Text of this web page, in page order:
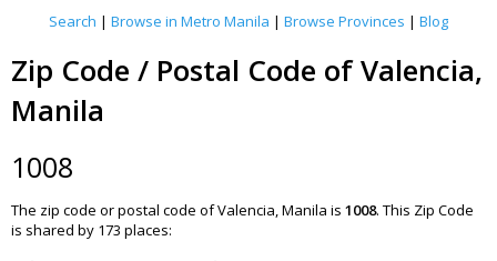
Search | Browse in Metro Manila | Browse Provinces | Blog
Zip Code / Postal Code of Valencia,
Manila
1008
The zip code or postal code of Valencia, Manila is 1008. This Zip Code
is shared by 173 places: